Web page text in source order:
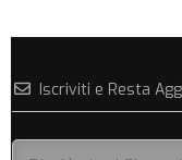
Iscriviti e Resta